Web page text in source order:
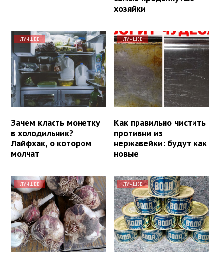
хозяйки
ЛУЧШЕЕ
Зачем класть монетку
в холодильник?
Лайфхак, о котором
молчат
ЛУЧШЕЕ
Как правильно чистить
противни из
нержавейки: будут как
новые
ЛУЧШЕЕ ЛУЧШЕЕ